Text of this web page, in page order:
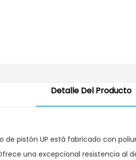
Detalle Del Producto
de pistón UP está fabricado con
una excepcional resistencia al